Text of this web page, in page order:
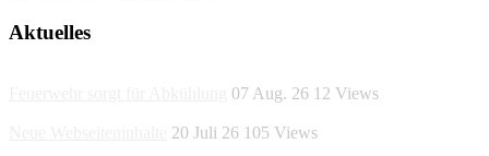
Aktuelles
07 Aug. 26 12 Views
20 Juli 26 105 Views